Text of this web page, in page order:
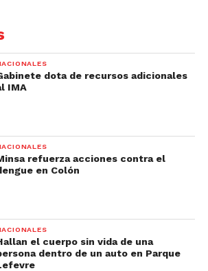
dota de recursos adicionales
IMA
refuerza acciones contra el
en Colón
el cuerpo sin vida de una
dentro de un auto en Parque